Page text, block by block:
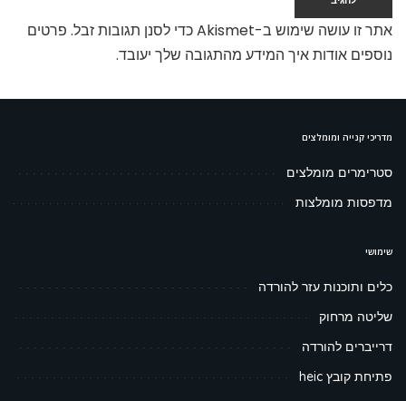
אתר זו עושה שימוש ב-Akismet כדי לסנן תגובות זבל.
פרטים
נוספים אודות איך המידע מהתגובה שלך יעובד.
מדריכי קנייה ומומלצים
סטרימרים מומלצים
מדפסות מומלצות
שימושי
כלים ותוכנות עזר להורדה
שליטה מרחוק
דרייברים להורדה
פתיחת קובץ heic